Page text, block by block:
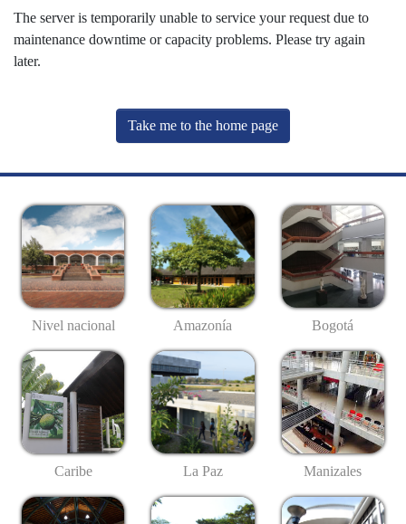
The server is temporarily unable to service your request due to
maintenance downtime or capacity problems. Please try again
later.
Take me to the home page
Nivel nacional Amazonía Bogotá
Caribe La Paz Manizales